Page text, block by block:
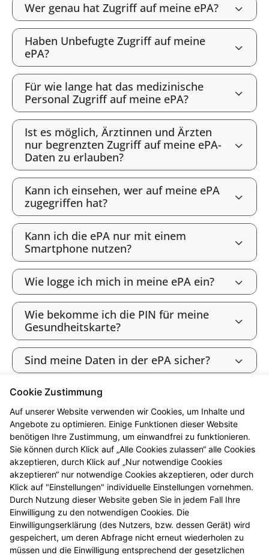
Wer genau hat Zugriff auf meine ePA?
Haben Unbefugte Zugriff auf meine
ePA?
Für wie lange hat das medizinische
Personal Zugriff auf meine ePA?
Ist es möglich, Ärztinnen und Ärzten
nur begrenzten Zugriff auf meine ePA-
Daten zu erlauben?
Kann ich einsehen, wer auf meine ePA
zugegriffen hat?
Kann ich die ePA nur mit einem
Smartphone nutzen?
Wie logge ich mich in meine ePA ein?
Wie bekomme ich die PIN für meine
Gesundheitskarte?
Sind meine Daten in der ePA sicher?
Bin ich als gesetzlich Versicherte:r
verpflichtet, die ePA zu nutzen?
Wie widerspreche ich der ePA („Opt-
out“)?
Werden meine Gesundheitsdaten zu
Forschungszwecken genutzt?
Kann ich die ePA nutzen, ohne meine
Daten zu Forschungszwecken
Cookie Zustimmung
Auf unserer Website verwenden wir Cookies, um Inhalte und
Angebote zu optimieren. Einige Funktionen dieser Website
benötigen Ihre Zustimmung, um einwandfrei zu funktionieren.
Sie können durch Klick auf „Alle Cookies zulassen“ alle Cookies
akzeptieren, durch Klick auf „Nur notwendige Cookies
akzeptieren“ nur notwendige Cookies akzeptieren, oder durch
Klick auf "Einstellungen" individuelle Einstellungen vornehmen.
Durch Nutzung dieser Website geben Sie in jedem Fall Ihre
Einwilligung zu den notwendigen Cookies. Die
Einwilligungserklärung (des Nutzers, bzw. dessen Gerät) wird
gespeichert, um deren Abfrage nicht erneut wiederholen zu
müssen und die Einwilligung entsprechend der gesetzlichen